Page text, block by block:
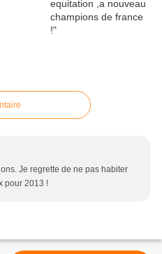
Je regrette de ne pas habiter
pour 2013 !